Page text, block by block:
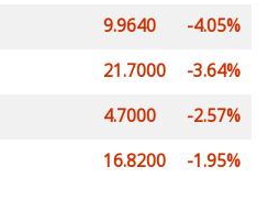
9.9640
-4.05%
21.7000
-3.64%
4.7000
-2.57%
16.8200 -1.95%